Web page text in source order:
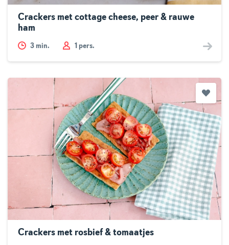
Crackers met cottage cheese, peer & rauwe
ham
3 min. 1 pers.
Crackers met rosbief & tomaatjes